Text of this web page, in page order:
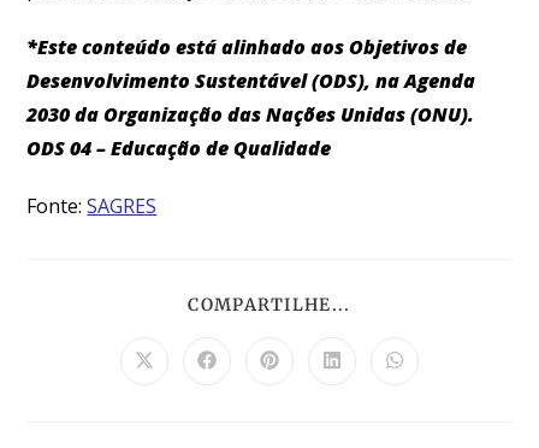
*Este conteúdo está alinhado aos Objetivos de
Desenvolvimento Sustentável (ODS), na Agenda
2030 da Organização das Nações Unidas (ONU).
ODS 04 – Educação de Qualidade
Fonte:SAGRES
COMPARTILHE...